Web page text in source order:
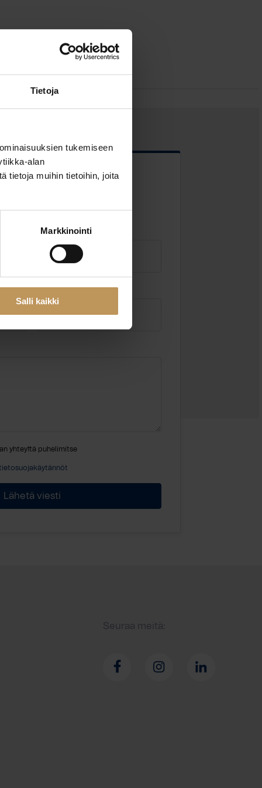
Tietoja
tukemiseen
alan
tietoja muihin tietoihin, joita
Markkinointi
Salli kaikki
Sähköposti*
yhteyttä puhelimitse
Seuraa meitä: